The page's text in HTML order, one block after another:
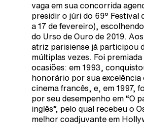
vaga em sua concorrida
presidir o júri do 69º Festival
a 17 de fevereiro),
do Urso de Ouro de 2019.
atriz parisiense já participou
múltiplas vezes. Foi premiada
ocasiões: em 1993,
honorário por sua excelência
cinema francês, e, em 1997,
por seu desempenho em “O
inglês”, pelo qual recebeu o
melhor coadjuvante em